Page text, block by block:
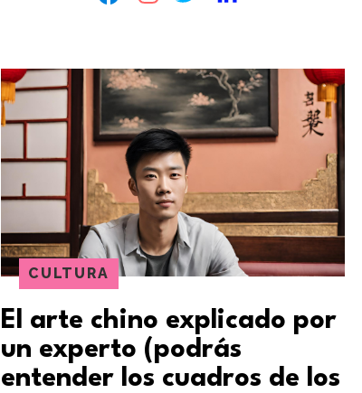
CULTURA
El arte chino explicado por
un experto (podrás
entender los cuadros de los